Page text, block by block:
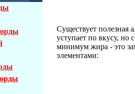
Существует полезная
уступает по вкусу, но
минимум жира - это
элементами: